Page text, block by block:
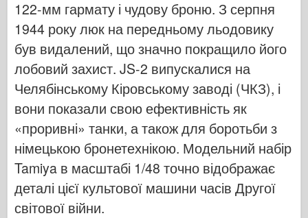
Хеллер
ХобіБос
Моделі IBG
Легенда
Менг модель
Тамія
Трістар
Трубач
122-мм гармату і чудову броню. З серпня
1944 року люк на передньому льодовику
був видалений, що значно покращило його
лобовий захист. JS-2 випускалися на
Челябінському Кіровському заводі (ЧКЗ), і
вони показали свою ефективність як
«проривні» танки, а також для боротьби з
німецькою бронетехнікою. Модельний набір
Tamiya в масштабі 1/48 точно відображає
деталі цієї культової машини часів Другої
світової війни.